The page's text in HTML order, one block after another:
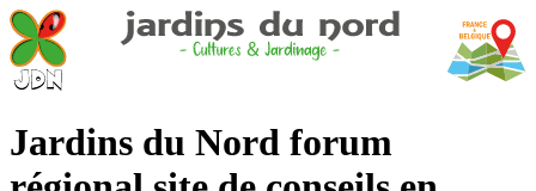
Jardins du Nord forum